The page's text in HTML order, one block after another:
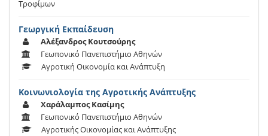
Τροφίμων
Γεωργική Εκπαίδευση
Αλέξανδρος Κουτσούρης
Γεωπονικό Πανεπιστήμιο Αθηνών
Αγροτική Οικονομία και Ανάπτυξη
Κοινωνιολογία της Αγροτικής Ανάπτυξης
Χαράλαμπος Κασίμης
Γεωπονικό Πανεπιστήμιο Αθηνών
Αγροτικής Οικονομίας και Ανάπτυξης